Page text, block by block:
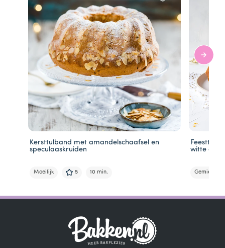
Kersttulband met amandelschaafsel en
speculaaskruiden
Moeilijk 5 10 min.
witte
Gemiddeld
1